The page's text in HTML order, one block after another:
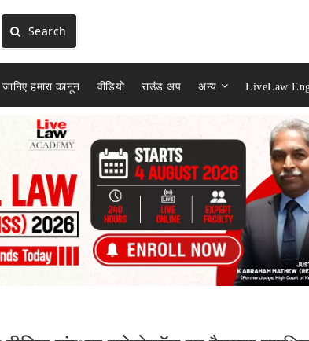
Search
जानिए हमारा कानून वीडियो राउंड अप अन्य LiveLaw